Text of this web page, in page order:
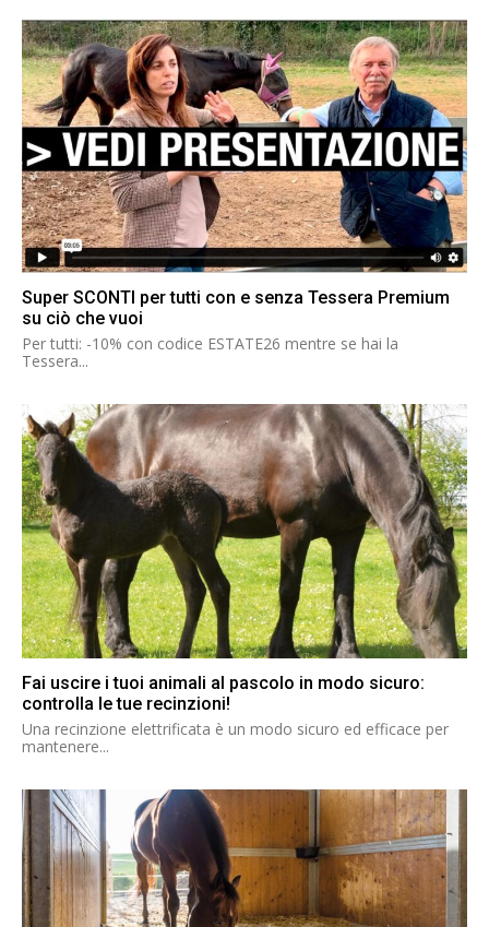
Super SCONTI per tutti con e senza Tessera Premium
su ciò che vuoi
Per tutti: -10% con codice ESTATE26 mentre se hai la
Tessera...
Fai uscire i tuoi animali al pascolo in modo sicuro:
controlla le tue recinzioni!
Una recinzione elettrificata è un modo sicuro ed efficace per
mantenere...